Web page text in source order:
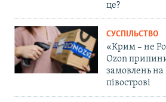
це?
СУСПІЛЬСТВО
«Крим – не
Ozon
замовлень
півострові